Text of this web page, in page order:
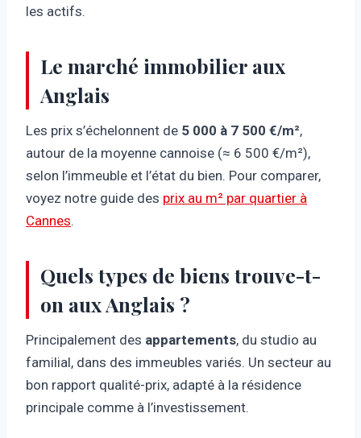
les actifs.
Le marché immobilier aux
Anglais
Les prix s’échelonnent de 5 000 à 7 500 €/m²,
autour de la moyenne cannoise (≈ 6 500 €/m²),
selon l’immeuble et l’état du bien. Pour comparer,
voyez notre guide des prix au m² par quartier à
Cannes.
Quels types de biens trouve-t-
on aux Anglais ?
Principalement des appartements, du studio au
familial, dans des immeubles variés. Un secteur au
bon rapport qualité-prix, adapté à la résidence
principale comme à l’investissement.